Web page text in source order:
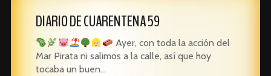
DIARIO DE CUARENTENA 59
Ayer, con toda la acción del
Mar Pirata ni salimos a la calle, así que hoy
tocaba un buen…